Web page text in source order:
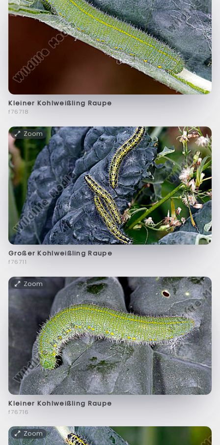
Kleiner Kohlweißling Raupe
f76718
Zoom
Großer Kohlweißling Raupe
f76711
Zoom
Kleiner Kohlweißling Raupe
f76716
Zoom